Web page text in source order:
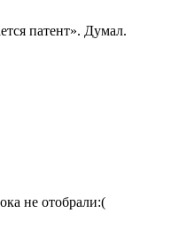
патент». Думал.
не отобрали:(